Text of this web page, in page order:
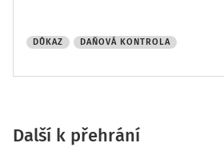
DŮKAZ DAŇOVÁ KONTROLA
Další k přehrání